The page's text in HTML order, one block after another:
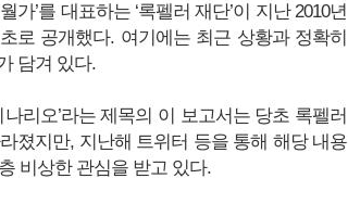
가’를 대표하는 ‘록펠러 재단’이 지난 2010년
로 공개했다. 여기에는 최근 상황과 정확히
담겨 있다.
리오’라는 제목의 이 보고서는 당초 록펠러
졌지만, 지난해 트위터 등을 통해 해당 내용
비상한 관심을 받고 있다.